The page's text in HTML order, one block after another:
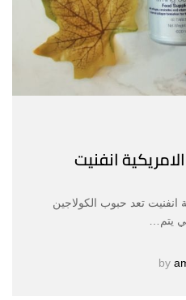
انفنيت
انفنيت تعد حبوب الكولاجين
يتم…